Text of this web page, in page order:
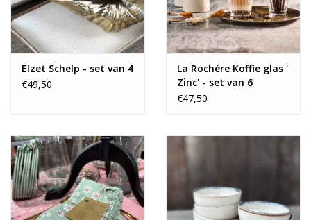
Elzet Schelp - set van 4
€49,50
La Rochére Koffie glas '
Zinc' - set van 6
€47,50